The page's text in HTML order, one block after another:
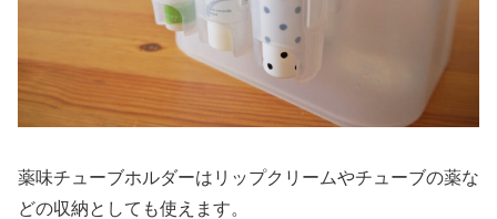
薬味チューブホルダーはリップクリームやチューブの薬な
どの収納としても使えます。